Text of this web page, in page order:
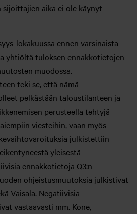
aika ei ole käynyt
lokakuussa ennen varsinaista
yhtiöltä tuloksen ennakkotietojen
muodossa.
teki se, että nämä
pelkästään taloustilanteen ja
perusteella tehtyjä
viesteihin, vaan myös
julkistettiin
yleisestä
ennakkotietoja Q3:n
ohjeistusmuutoksia julkistivat
Vaisala. Negatiivisia
vastaavasti mm. Kone,